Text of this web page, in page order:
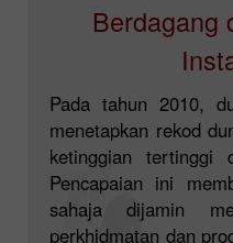
Berdagang
Pada tahun 2010,
menetapkan rekod
ketinggian tertinggi
Pencapaian ini
sahaja dijamin
perkhidmatan dan